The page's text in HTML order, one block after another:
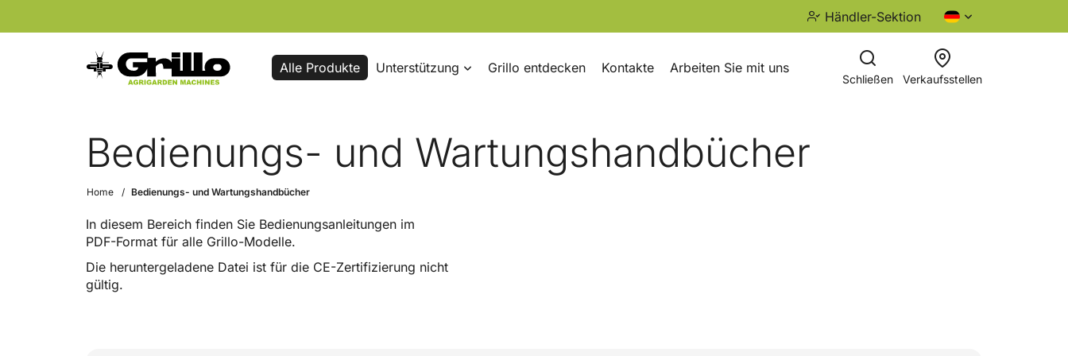
Händler-Sektion
Schließen Verkaufsstellen
Alle Produkte Unterstützung Grillo entdecken Kontakte Arbeiten Sie mit uns
Bedienungs- und Wartungshandbücher
Home Bedienungs- und Wartungshandbücher
In diesem Bereich finden Sie Bedienungsanleitungen im
PDF-Format für alle Grillo-Modelle.
Die heruntergeladene Datei ist für die CE-Zertifizierung nicht
gültig.